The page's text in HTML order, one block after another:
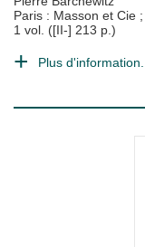
Paris : Masson et Cie ;
1 vol. ([II-] 213 p.)
Plus d'information...